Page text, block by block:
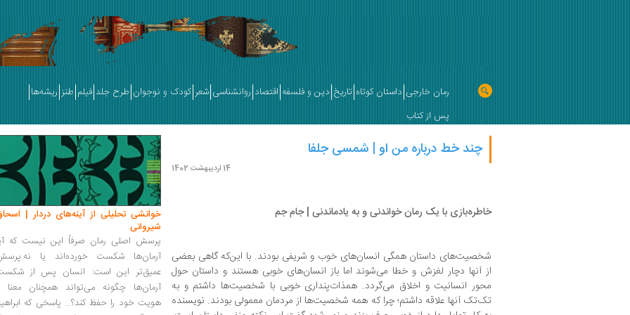
رمان خارجی داستان کوتاه تاریخ دین و فلسفه اقتصاد روانشناسی شعر کودک و نوجوان طرح جلد فیلم طنز ریشه‌ها
پس از کتاب
چند خط درباره من او | شمسی جلفا
14 اردیبهشت 1402
خاطره‌بازی با یک رمان خواندنی و به یادماندنی | جام جم
شخصیت‌های داستان همگی انسان‌های خوب و شریفی بودند. با این‌که گاهی بعضی
از آنها دچار لغزش و خطا می‌شوند اما باز انسان‌های خوبی هستند و داستان حول
محور انسانیت و اخلاق می‌گردد. همذات‌پنداری خوبی با شخصیت‌ها داشتم و به
تک‌تک آنها علاقه داشتم؛ چرا که همه شخصیت‌ها از مردمان معمولی بودند. نویسنده
خوانشی تحلیلی از آینه‌های دردار |
شیروانی
پرسش اصلی رمان صرفاً این نیست که
آرمان‌ها شکست خورده‌اند یا
عمیق‌تر این است: انسان پس از
آرمان‌ها چگونه می‌تواند همچنان معنا
هویت خود را حفظ کند؟... پاسخی که